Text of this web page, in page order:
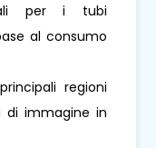
per i tubi
al consumo
regioni
di immagine in